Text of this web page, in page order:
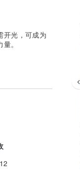
开光，可成为
。